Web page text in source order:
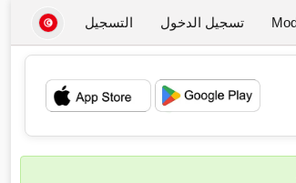
تسجيل الدخول التسجيل
💖